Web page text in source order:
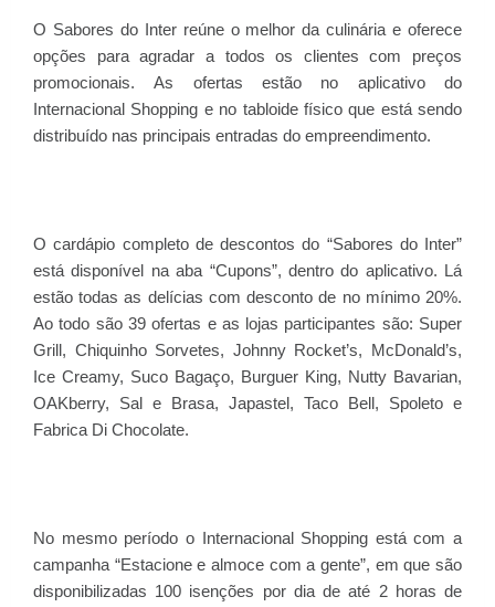
O Sabores do Inter reúne o melhor da culinária e oferece
opções para agradar a todos os clientes com preços
promocionais.As ofertas estão no aplicativo do
Internacional Shopping e no tabloide físico que está sendo
distribuído nas principais entradas do empreendimento.
O cardápio completo de descontos do “Sabores do Inter”
está disponível na aba “Cupons”, dentro do aplicativo. Lá
estão todas as delícias com desconto de no mínimo 20%.
Ao todo são 39 ofertas e as lojas participantes são: Super
Grill, Chiquinho Sorvetes, Johnny Rocket’s, McDonald’s,
Ice Creamy, Suco Bagaço, Burguer King, Nutty Bavarian,
OAKberry,
Sal e Brasa, Japastel, Taco Bell, Spoleto e
Fabrica Di Chocolate.
No mesmo período o Internacional Shopping está com a
campanha “Estacione e almoce com a gente”, em que são
disponibilizadas 100 isenções por dia de até 2 horas de